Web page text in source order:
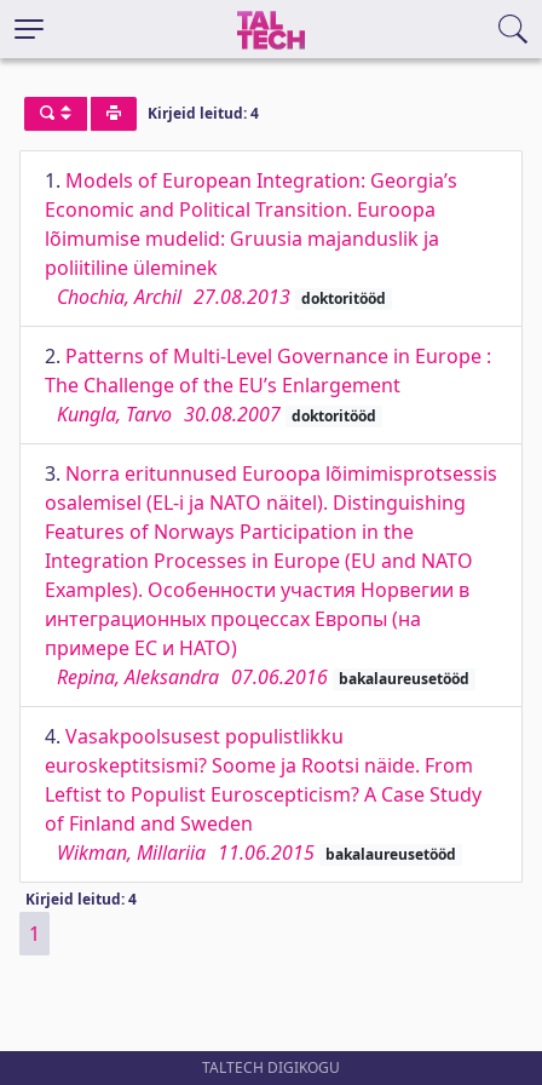
Kirjeid leitud: 4
1. Models of European Integration: Georgia’s
Economic and Political Transition. Euroopa
lõimumise mudelid: Gruusia majanduslik ja
poliitiline üleminek
Chochia, Archil 27.08.2013 doktoritööd
2. Patterns of Multi-Level Governance in Europe :
The Challenge of the EU’s Enlargement
Kungla, Tarvo 30.08.2007 doktoritööd
3. Norra eritunnused Euroopa lõimimisprotsessis
osalemisel (EL-i ja NATO näitel). Distinguishing
Features of Norways Participation in the
Integration Processes in Europe (EU and NATO
Examples). Особенности участия Норвегии в
интеграционных процессах Европы (на
примере ЕС и НАТО)
Repina, Aleksandra 07.06.2016 bakalaureusetööd
4. Vasakpoolsusest populistlikku
euroskeptitsismi? Soome ja Rootsi näide. From
Leftist to Populist Euroscepticism? A Case Study
of Finland and Sweden
Wikman, Millariia 11.06.2015 bakalaureusetööd
Kirjeid leitud: 4
1
TALTECH DIGIKOGU